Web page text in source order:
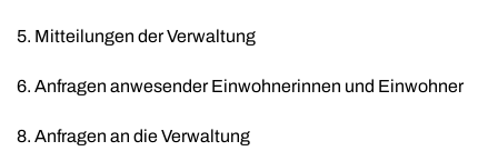
5. Mitteilungen der Verwaltung
6. Anfragen anwesender Einwohnerinnen und Einwohner
8. Anfragen an die Verwaltung